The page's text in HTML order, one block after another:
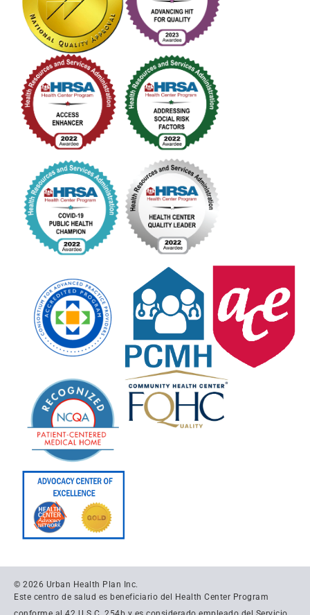
© 2026 Urban Health Plan Inc.
Este centro de salud es beneficiario del Health Center Program